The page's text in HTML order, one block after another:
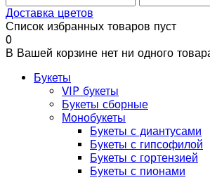
Доставка цветов
Список избранных товаров пуст
0
В Вашей корзине нет ни одного
Букеты
VIP букеты
Букеты сборные
Монобукеты
Букеты с диантусами
Букеты с гипсофилой
Букеты с гортензией
Букеты с пионами